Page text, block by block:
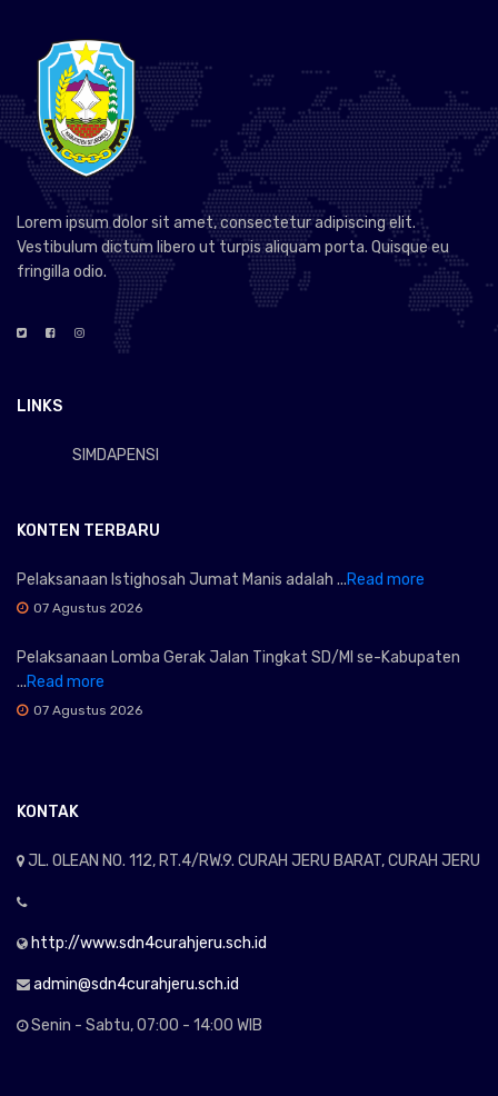
Lorem ipsum dolor sit amet, consectetur adipiscing elit.
Vestibulum dictum libero ut turpis aliquam porta. Quisque eu
fringilla odio.
LINKS
SIMDAPENSI
KONTEN TERBARU
Pelaksanaan Istighosah Jumat Manis adalah ...Read more
07 Agustus 2026
Pelaksanaan Lomba Gerak Jalan Tingkat SD/MI se-Kabupaten
...Read more
07 Agustus 2026
KONTAK
JL. OLEAN NO. 112, RT.4/RW.9. CURAH JERU BARAT, CURAH JERU
http://www.sdn4curahjeru.sch.id
admin@sdn4curahjeru.sch.id
Senin - Sabtu, 07:00 - 14:00 WIB